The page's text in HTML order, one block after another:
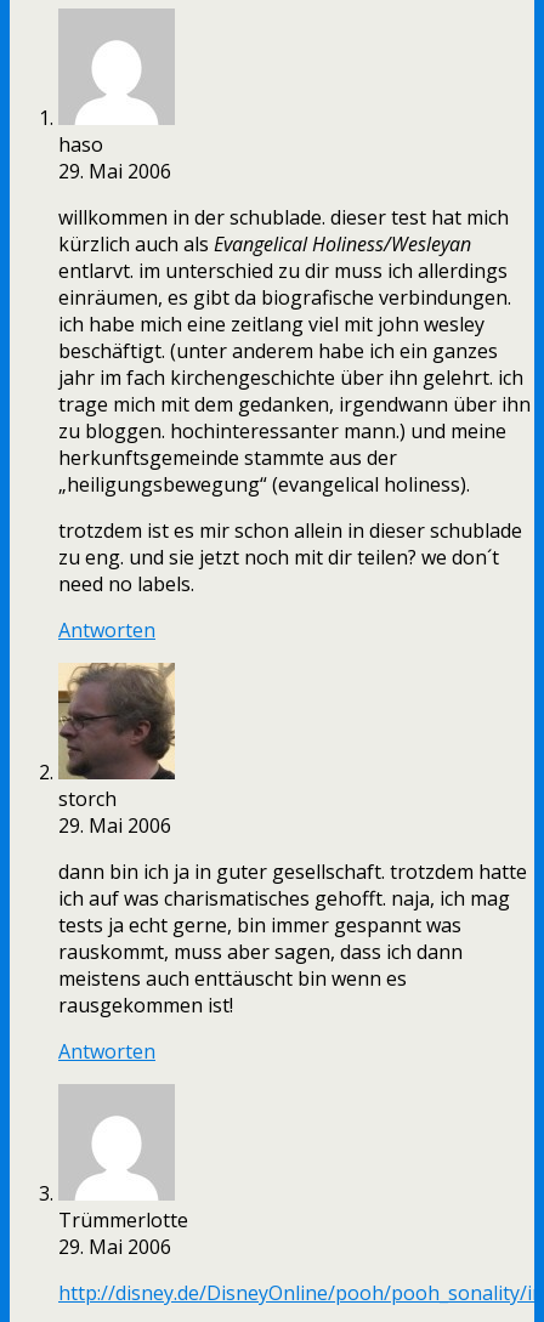
haso
29. Mai 2006
willkommen in der schublade. dieser test hat mich
kürzlich auch als Evangelical Holiness/Wesleyan
entlarvt. im unterschied zu dir muss ich allerdings
einräumen, es gibt da biografische verbindungen.
ich habe mich eine zeitlang viel mit john wesley
beschäftigt. (unter anderem habe ich ein ganzes
jahr im fach kirchengeschichte über ihn gelehrt. ich
trage mich mit dem gedanken, irgendwann über ihn
zu bloggen. hochinteressanter mann.) und meine
herkunftsgemeinde stammte aus der
„heiligungsbewegung“ (evangelical holiness).
trotzdem ist es mir schon allein in dieser schublade
zu eng. und sie jetzt noch mit dir teilen? we don´t
need no labels.
Antworten
storch
29. Mai 2006
dann bin ich ja in guter gesellschaft. trotzdem hatte
ich auf was charismatisches gehofft. naja, ich mag
tests ja echt gerne, bin immer gespannt was
rauskommt, muss aber sagen, dass ich dann
meistens auch enttäuscht bin wenn es
rausgekommen ist!
Antworten
Trümmerlotte
29. Mai 2006
http://disney.de/DisneyOnline/pooh/pooh_sonality/